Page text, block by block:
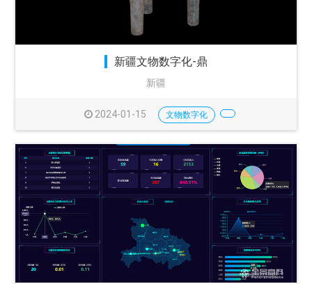
新疆文物数字化-鼎
新疆
2024-01-15 文物数字化